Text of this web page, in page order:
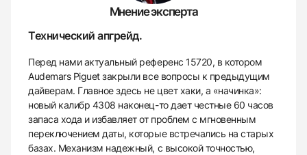
Мнение эксперта
Технический апгрейд.
Перед нами актуальный референс 15720, в котором
Audemars Piguet закрыли все вопросы к предыдущим
дайверам. Главное здесь не цвет хаки, а «начинка»:
новый калибр 4308 наконец-то дает честные 60 часов
запаса хода и избавляет от проблем с мгновенным
переключением даты, которые встречались на старых
базах. Механизм надежный, с высокой точностью,